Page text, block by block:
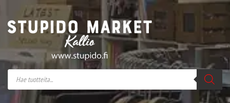
Stupido Market – verkossa ja kivijalassa
Stupido Market on vaihtoehtomusaan
erikoistunut verkko- sekä
kivijalkakauppa Helsingissä Kallion